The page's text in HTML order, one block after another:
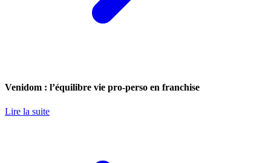
Venidom : l’équilibre vie pro-perso en franchise
Lire la suite